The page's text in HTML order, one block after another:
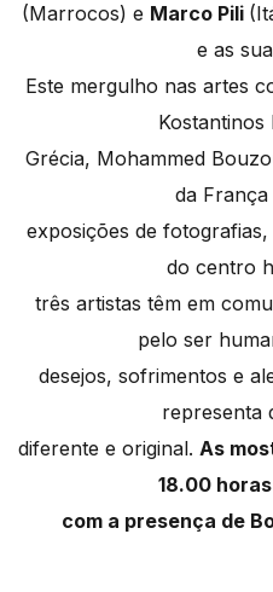
(Marrocos) e Marco Pili
e as
Este mergulho nas artes
Kostantinos
Grécia, Mohammed
da
exposições de
do centro
três artistas têm em
pelo ser
desejos, sofrimentos e
representa
diferente e original. As
18.00
com a presença de